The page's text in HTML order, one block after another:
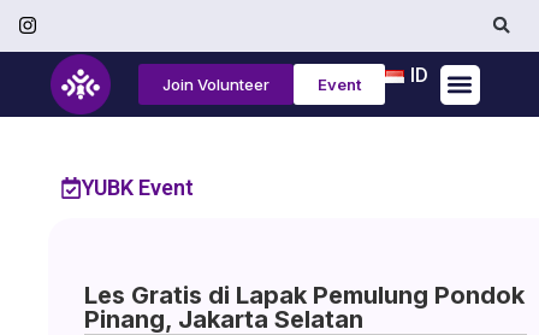
ID
Join Volunteer Event
YUBK Event
Les Gratis di Lapak Pemulung Pondok
Pinang, Jakarta Selatan